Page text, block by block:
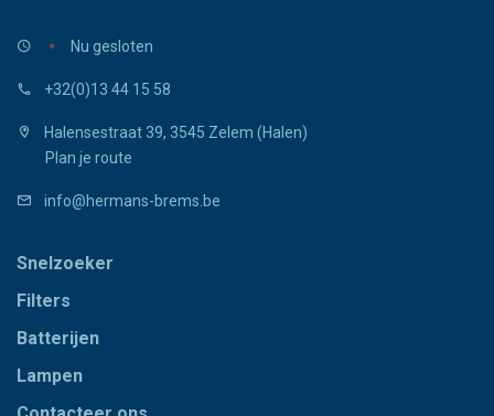
Nu gesloten
+32(0)13 44 15 58
Halensestraat 39, 3545 Zelem (Halen)
Plan je route
info@hermans-brems.be
Snelzoeker
Filters
Batterijen
Lampen